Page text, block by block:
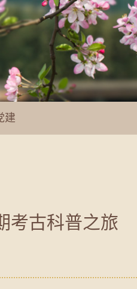
建
考古科普之旅